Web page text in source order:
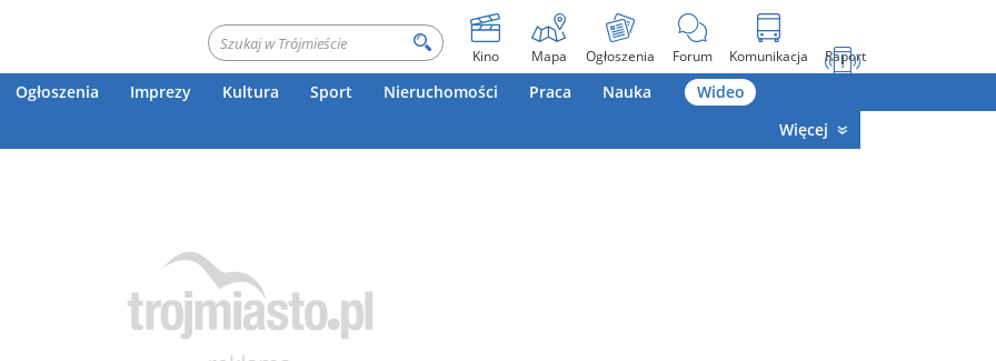
Kino Mapa Ogłoszenia Forum Komunikacja Raport
Ogłoszenia Imprezy Kultura Sport Nieruchomości Praca Nauka
Wideo
Więcej